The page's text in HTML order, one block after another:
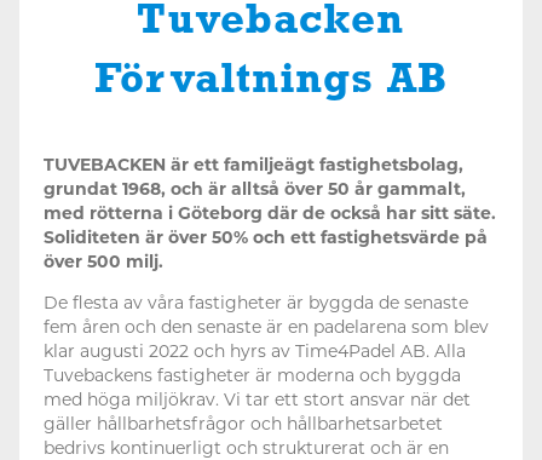
Tuvebacken
Förvaltnings AB
TUVEBACKEN är ett familjeägt fastighetsbolag,
grundat 1968, och är alltså över 50 år gammalt,
med rötterna i Göteborg där de också har sitt säte.
Soliditeten är över 50% och ett fastighetsvärde på
över 500 milj.
De flesta av våra fastigheter är byggda de senaste
fem åren och den senaste är en padelarena som blev
klar augusti 2022 och hyrs av Time4Padel AB. Alla
Tuvebackens fastigheter är moderna och byggda
med höga miljökrav. Vi tar ett stort ansvar när det
gäller hållbarhetsfrågor och hållbarhetsarbetet
bedrivs kontinuerligt och strukturerat och är en